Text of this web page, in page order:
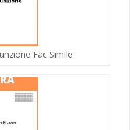
Fac Simile